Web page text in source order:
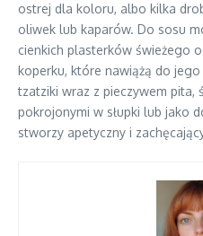
ostrej dla koloru, albo kilka
oliwek lub kaparów. Do sosu
cienkich plasterków świeżego
koperku, które nawiążą do
tzatziki wraz z pieczywem pita,
pokrojonymi w słupki lub jako
stworzy apetyczny i